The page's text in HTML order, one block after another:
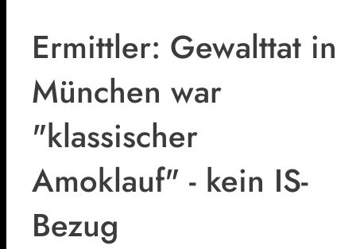
Ermittler: Gewalttat in
München war
"klassischer
Amoklauf" - kein IS-
Bezug